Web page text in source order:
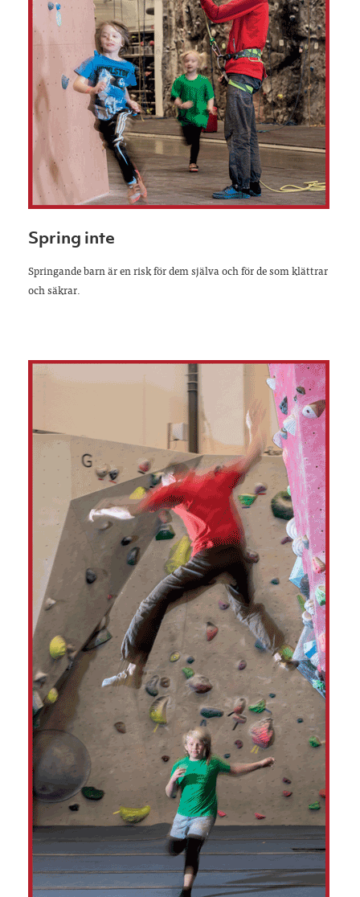
Spring inte
Springande barn är en risk för dem själva och för de som klättrar
och säkrar.